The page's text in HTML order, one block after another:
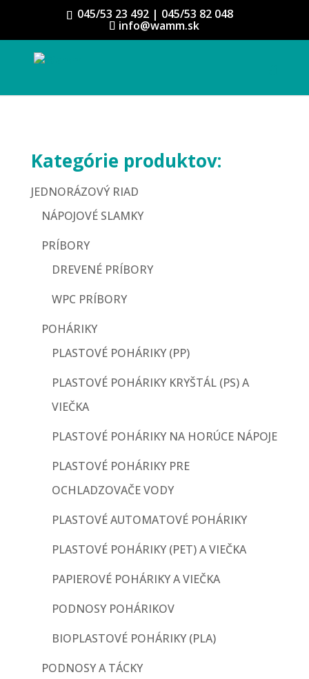
045/53 23 492 | 045/53 82 048
info@wamm.sk
Kategórie produktov:
JEDNORÁZOVÝ RIAD
NÁPOJOVÉ SLAMKY
PRÍBORY
DREVENÉ PRÍBORY
WPC PRÍBORY
POHÁRIKY
PLASTOVÉ POHÁRIKY (PP)
PLASTOVÉ POHÁRIKY KRYŠTÁL (PS) A
VIEČKA
PLASTOVÉ POHÁRIKY NA HORÚCE NÁPOJE
PLASTOVÉ POHÁRIKY PRE
OCHLADZOVAČE VODY
PLASTOVÉ AUTOMATOVÉ POHÁRIKY
PLASTOVÉ POHÁRIKY (PET) A VIEČKA
PAPIEROVÉ POHÁRIKY A VIEČKA
PODNOSY POHÁRIKOV
BIOPLASTOVÉ POHÁRIKY (PLA)
PODNOSY A TÁCKY